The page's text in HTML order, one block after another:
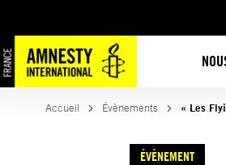
Accueil Évènements « Les
ÉVÈNEMENT